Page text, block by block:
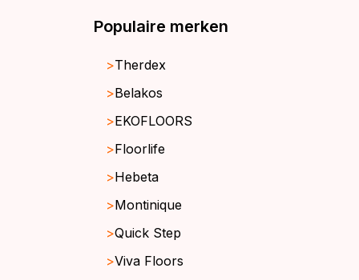
Populaire merken
Therdex
Belakos
EKOFLOORS
Floorlife
Hebeta
Montinique
Quick Step
Viva Floors